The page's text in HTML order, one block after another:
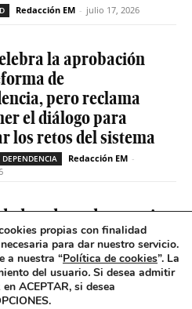
Redacción EM - julio 17, 2026
la aprobación
de
pero reclama
el diálogo para
los retos del sistema
Redacción EM -
no deseada es casi
superior entre
que tienen
de salud mental
DESEADA Redacción EM
propias con finalidad
para dar nuestro servicio.
a nuestra “Política de cookies”. La
del usuario. Si desea admitir
ACEPTAR, si desea